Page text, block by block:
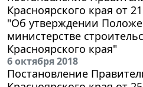
Красноярского края от
"Об утверждении
министерстве
Красноярского края"
6 октября 2018
Постановление